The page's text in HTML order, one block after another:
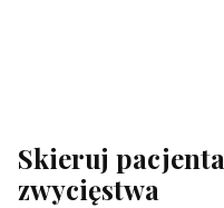
Skieruj
zwycięstwa